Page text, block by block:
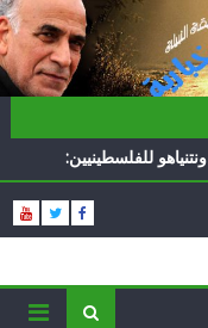
لوقف التطبيع
للفلسطينيين:
جاهزون
التطبيع